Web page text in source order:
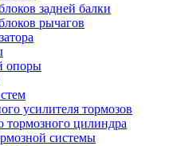
задней балки
рычагов
опоры
усилителя тормозов
тормозного цилиндра
системы